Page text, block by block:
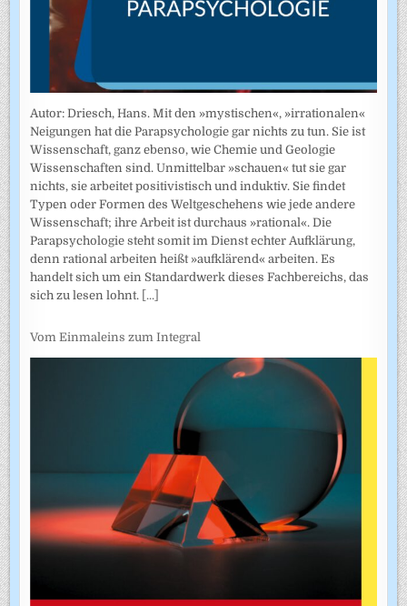
Autor: Driesch, Hans. Mit den »mystischen«, »irrationalen«
Neigungen hat die Parapsychologie gar nichts zu tun. Sie ist
Wissenschaft, ganz ebenso, wie Chemie und Geologie
Wissenschaften sind. Unmittelbar »schauen« tut sie gar
nichts, sie arbeitet positivistisch und induktiv. Sie findet
Typen oder Formen des Weltgeschehens wie jede andere
Wissenschaft; ihre Arbeit ist durchaus »rational«. Die
Parapsychologie steht somit im Dienst echter Aufklärung,
denn rational arbeiten heißt »aufklärend« arbeiten. Es
handelt sich um ein Standardwerk dieses Fachbereichs, das
sich zu lesen lohnt. [...]
Vom Einmaleins zum Integral